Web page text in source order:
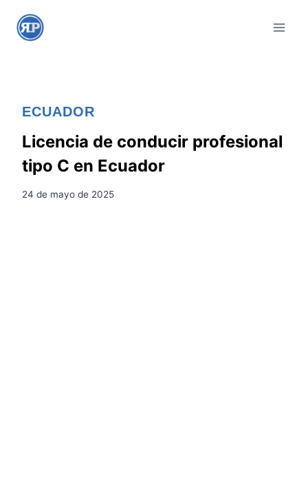
ECUADOR
Licencia de conducir profesional
tipo C en Ecuador
24 de mayo de 2025